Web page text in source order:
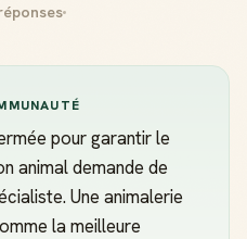
pour garantir le
animal demande de
Une animalerie
la meilleure